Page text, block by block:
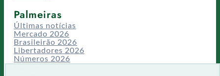
Palmeiras
Últimas notícias
Mercado 2026
Brasileirão 2026
Libertadores 2026
Números 2026
Campeonatos